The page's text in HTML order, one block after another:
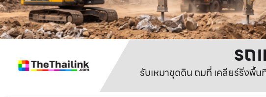
รถ
รับเหมาขุดดิน ถมที่ เคลียร์ริ่งพื้